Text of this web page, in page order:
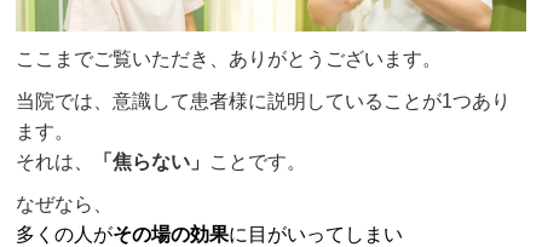
ここまでご覧いただき、ありがとうございます。
当院では、意識して患者様に説明していることが1つあり
ます。
それは、
「焦らない」 ことです。
なぜなら、
多くの人がその場の効果に目がいってしまい